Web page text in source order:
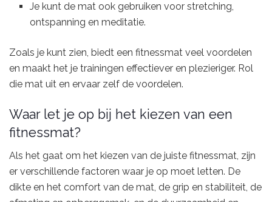
Je kunt de mat ook gebruiken voor stretching,
ontspanning en meditatie.
Zoals je kunt zien, biedt een fitnessmat veel voordelen
en maakt het je trainingen effectiever en plezieriger. Rol
die mat uit en ervaar zelf de voordelen.
Waar let je op bij het kiezen van een
fitnessmat?
Als het gaat om het kiezen van de juiste fitnessmat, zijn
er verschillende factoren waar je op moet letten. De
dikte en het comfort van de mat, de grip en stabiliteit, de